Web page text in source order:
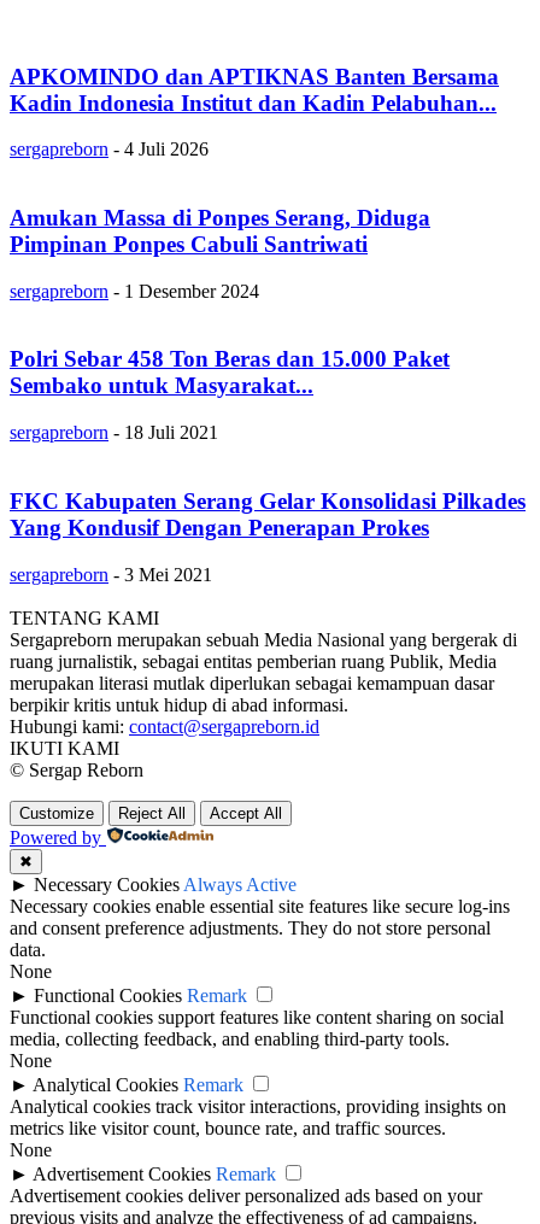
APKOMINDO dan APTIKNAS Banten Bersama
Kadin Indonesia Institut dan Kadin Pelabuhan...
sergapreborn - 4 Juli 2026
Amukan Massa di Ponpes Serang, Diduga
Pimpinan Ponpes Cabuli Santriwati
sergapreborn - 1 Desember 2024
Polri Sebar 458 Ton Beras dan 15.000 Paket
Sembako untuk Masyarakat...
sergapreborn - 18 Juli 2021
FKC Kabupaten Serang Gelar Konsolidasi Pilkades
Yang Kondusif Dengan Penerapan Prokes
sergapreborn - 3 Mei 2021
TENTANG KAMI
Sergapreborn merupakan sebuah Media Nasional yang bergerak di
ruang jurnalistik, sebagai entitas pemberian ruang Publik, Media
merupakan literasi mutlak diperlukan sebagai kemampuan dasar
berpikir kritis untuk hidup di abad informasi.
Hubungi kami: contact@sergapreborn.id
IKUTI KAMI
© Sergap Reborn
Customize Reject All Accept All
Powered by
✖
► Necessary Cookies Always Active
Necessary cookies enable essential site features like secure log-ins
and consent preference adjustments. They do not store personal
data.
None
► Functional Cookies Remark
Functional cookies support features like content sharing on social
media, collecting feedback, and enabling third-party tools.
None
► Analytical Cookies Remark
Analytical cookies track visitor interactions, providing insights on
metrics like visitor count, bounce rate, and traffic sources.
None
► Advertisement Cookies Remark
Advertisement cookies deliver personalized ads based on your
previous visits and analyze the effectiveness of ad campaigns.